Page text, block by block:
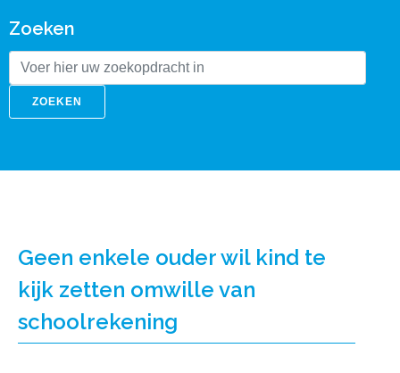
Zoeken
ZOEKEN
Geen enkele ouder wil kind te
kijk zetten omwille van
schoolrekening